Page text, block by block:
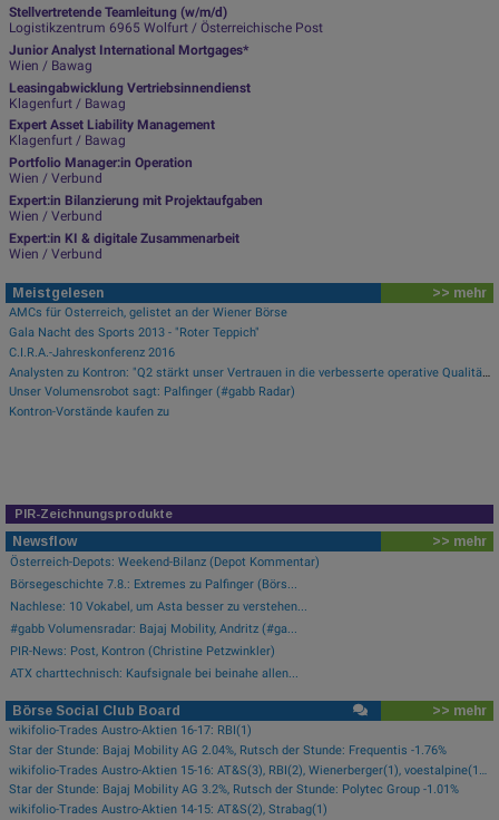
Stellvertretende Teamleitung (w/m/d)
Logistikzentrum 6965 Wolfurt / Österreichische Post
Junior Analyst International Mortgages*
Wien / Bawag
Leasingabwicklung Vertriebsinnendienst
Klagenfurt / Bawag
Expert Asset Liability Management
Klagenfurt / Bawag
Portfolio Manager:in Operation
Wien / Verbund
Expert:in Bilanzierung mit Projektaufgaben
Wien / Verbund
Expert:in KI & digitale Zusammenarbeit
Wien / Verbund
Meistgelesen >> mehr
AMCs für Österreich, gelistet an der Wiener Börse
Gala Nacht des Sports 2013 - "Roter Teppich"
C.I.R.A.-Jahreskonferenz 2016
Unser Volumensrobot sagt: Palfinger (#gabb Radar)
Kontron-Vorstände kaufen zu
PIR-Zeichnungsprodukte
Newsflow >> mehr
Österreich-Depots: Weekend-Bilanz (Depot Kommentar)
Börsegeschichte 7.8.: Extremes zu Palfinger (Börs...
Nachlese: 10 Vokabel, um Asta besser zu verstehen...
#gabb Volumensradar: Bajaj Mobility, Andritz (#ga...
PIR-News: Post, Kontron (Christine Petzwinkler)
ATX charttechnisch: Kaufsignale bei beinahe allen...
Börse Social Club Board >> mehr
wikifolio-Trades Austro-Aktien 16-17: RBI(1)
Star der Stunde: Bajaj Mobility AG 2.04%, Rutsch der Stunde: Frequentis -1.76%
Star der Stunde: Bajaj Mobility AG 3.2%, Rutsch der Stunde: Polytec Group -1.01%
wikifolio-Trades Austro-Aktien 14-15: AT&S(2), Strabag(1)